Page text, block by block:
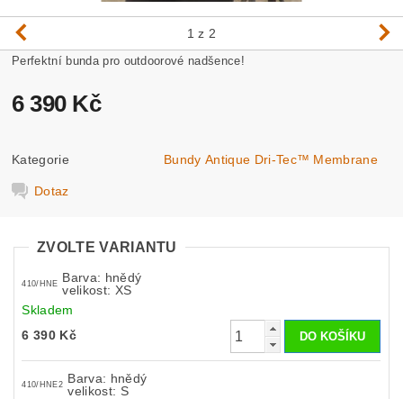
1 z 2
Perfektní bunda pro outdoorové nadšence!
6 390 Kč
Kategorie Bundy Antique Dri-Tec™ Membrane
Dotaz
ZVOLTE VARIANTU
410/HNE Barva: hnědý
velikost: XS
Skladem
6 390 Kč
410/HNE2
Barva: hnědý
velikost: S